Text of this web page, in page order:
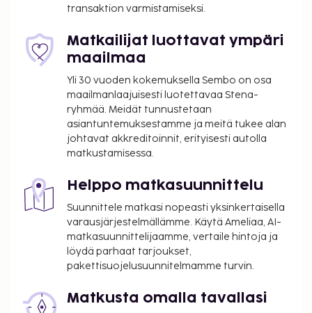
vuorokauden auki oleva vastaanotto ja
kielitaitoinen henkilökunta. Palveluihin kuuluu
jonka palveluihin sisältyvät muun muassa
hierontapalvelut, vartalohoidot ja kasvohoidot.
Vietä rento päivä rannalla. Jos haluat vaihtelua
auringonottoon, hotellista löytyvät myös seuraavat
palvelut: yökerho ja ympäri vuorokauden auki oleva
muassa ilmainen langaton internetyhteys,
concierge-palvelut ja lastenvahti (lisämaksusta).
Tämä hotelli tarjoaa asiakkailleen 4 ravintolaa.
Palveluihin kuuluu myös ympärivuorokautinen
huonepalvelu ja kahvila. Tässä hotellissa on
rantabaari. Jos mielesi tekee raikasta juotavaa,
kokeile myös palveluihin kuuvaa 2 baaria tai 2
allasbaaria. Maksullinen buffetaamiainen tarjotaan
transaktion varmistamiseksi.
Matkailijat luottavat ympäri
maailmaa
Yli 30 vuoden kokemuksella Sembo on osa
maailmanlaajuisesti luotettavaa Stena-
ryhmää. Meidät tunnustetaan
asiantuntemuksestamme ja meitä tukee alan
johtavat akkreditoinnit, erityisesti autolla
matkustamisessa.
Helppo matkasuunnittelu
Suunnittele matkasi nopeasti yksinkertaisella
varausjärjestelmällämme. Käytä Ameliaa, AI-
matkasuunnittelijaamme, vertaile hintoja ja
löydä parhaat tarjoukset,
pakettisuojelusuunnitelmamme turvin.
Matkusta omalla tavallasi